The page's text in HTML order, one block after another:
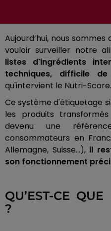
Aujourd’hui, nous
vouloir surveiller notre
listes d'ingrédients
techniques, difficile
qu'intervient le Nutri-Score.
Ce système d'étiquetage
les produits
devenu une
consommateurs en
Allemagne, Suisse...), il
son fonctionnement
QU’EST-CE
?